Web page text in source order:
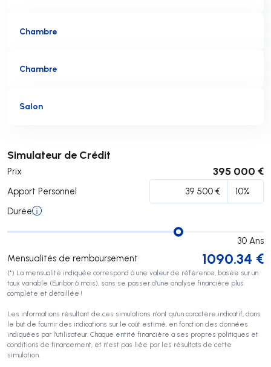
Chambre
Chambre
Salon
Simulateur de Crédit
Prix 395 000 €
Apport Personnel
Durée
30 Ans
Mensualités de remboursement
1090.34 €
(*) La mensualité indiquée correspond à une valeur de référence, basée sur un
taux variable (Euribor 6 mois), sans se passer d’une analyse financière plus
complète et détaillée !
Les informations résultant de ces simulations n’ont qu’un caractère indicatif, dans
le but de fournir des indications sur le coût estimé, en fonction des données
indiquées par l’utilisateur. Chaque entité financière a ses propres politiques et
conditions de financement, et n’est pas liée par les résultats de cette
simulation.
Soumettre